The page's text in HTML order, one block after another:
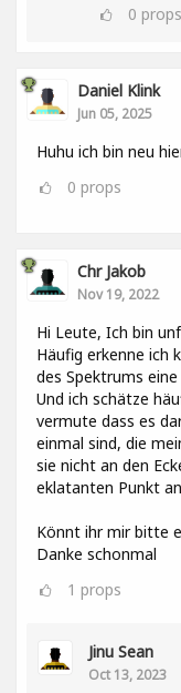
0 props
Daniel Klink
Jun 05, 2025
Huhu ich bin neu
0 props
Chr Jakob
Nov 19, 2022
Hi Leute, Ich bin
Häufig erkenne ich
des Spektrums
Und ich schätze
vermute dass es
einmal sind, die
sie nicht an den
eklatanten Punkt
Könnt ihr mir bitte
Danke schonmal
1 props
Jinu Sean
Oct 13, 2023